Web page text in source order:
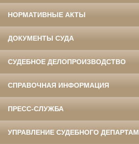
НОРМАТИВНЫЕ АКТЫ
ДОКУМЕНТЫ СУДА
СУДЕБНОЕ ДЕЛОПРОИЗВОДСТВО
СПРАВОЧНАЯ ИНФОРМАЦИЯ
ПРЕСС-СЛУЖБА
УПРАВЛЕНИЕ СУДЕБНОГО